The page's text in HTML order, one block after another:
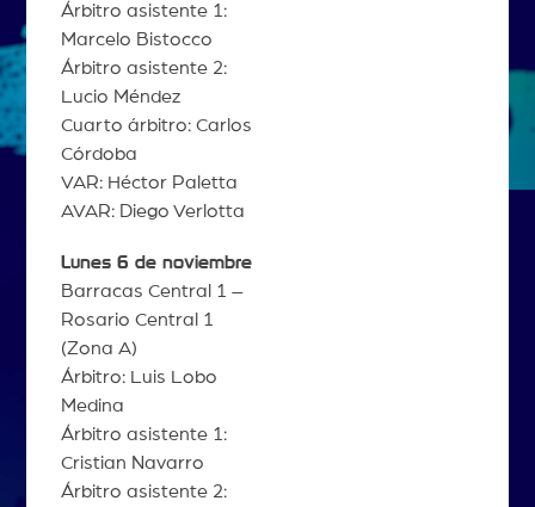
Árbitro asistente 1:
Marcelo Bistocco
Árbitro asistente 2:
Lucio Méndez
Cuarto árbitro: Carlos
Córdoba
VAR: Héctor Paletta
AVAR: Diego Verlotta
Lunes 6 de noviembre
Barracas Central 1 –
Rosario Central 1
(Zona A)
Árbitro: Luis Lobo
Medina
Árbitro asistente 1:
Cristian Navarro
Árbitro asistente 2: